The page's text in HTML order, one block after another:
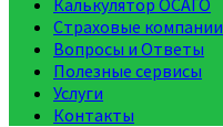
Калькулятор ОСАГО
Страховые компании
Вопросы и Ответы
Полезные сервисы
Услуги
Контакты